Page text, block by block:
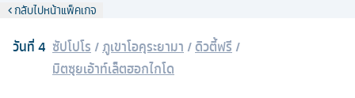
กลับไปหน้าแพ็คเกจ
วันที่4 ซัปโปโร /ภูเขาโอคุระยามา /ดิวตี้ฟรี /
มิตซุยเอ้าท์เล็ตฮอกไกโด